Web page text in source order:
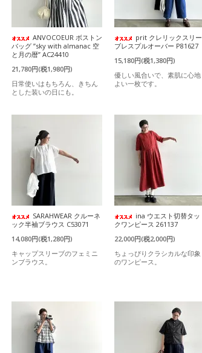
ANVOCOEUR ボストン
バッグ ”sky with almanac 空
と月の暦” AC24410
21,780円(税1,980円)
日常使いはもちろん、きちん
とした装いの日にも。
prit クレリックスリー
ブレスプルオーバー P81627
15,180円(税1,380円)
優しい風合いで、素肌に心地
よい一枚です。
SARAHWEAR クルーネ
ック半袖ブラウス C53071
14,080円(税1,280円)
キャップスリーブのフェミニ
ンブラウス。
ina ウエスト切替タッ
クワンピース 261137
22,000円(税2,000円)
ちょっぴりクラシカルな印象
のワンピース。